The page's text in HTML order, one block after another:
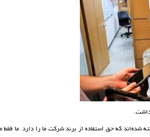
شده‌اند که حق استفاده از برند شرکت ما را دارد. ما فقط